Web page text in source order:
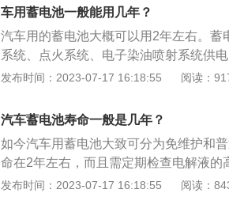
电池上的配件及连接线路。
PQ35平台的SUV。在奥迪车型系列中，
将配备自适应减震器，就像那些配备TT
车用蓄电池一般能用几年？
汽车用的蓄电池大概可以用2年左右。
系统、点火系统、电子染油喷射系统供
车用电设备供电、汽车电瓶起到整车电
蚀粉末，延长使用寿命、蒸馏水加到上
发布时间：2023-07-17 16:18:55 阅读：
汽车蓄电池寿命一般是几年？
如今汽车用蓄电池大致可分为免维护和
命在2年左右，而且需定期检查电解液
蓄电池的建议更换周期为3年左右。以下
发布时间：2023-07-17 16:18:55 阅读：